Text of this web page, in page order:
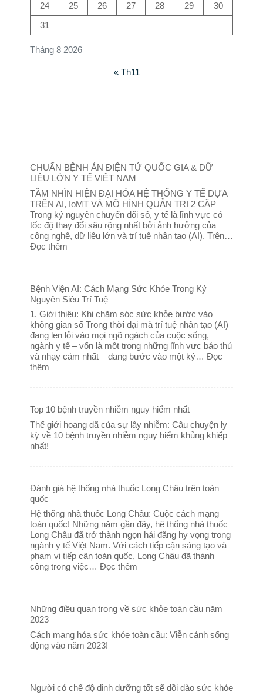
Tháng 8 2026
24
25 26 27 28 29
30
31
« Th11
CHUẨN BỆNH ÁN ĐIỆN TỬ QUỐC GIA & DỮ
LIỆU LỚN Y TẾ VIỆT NAM
TẦM NHÌN HIỆN ĐẠI HÓA HỆ THỐNG Y TẾ DỰA
TRÊN AI, IoMT VÀ MÔ HÌNH QUẢN TRỊ 2 CẤP
Trong kỷ nguyên chuyển đổi số, y tế là lĩnh vực có
tốc độ thay đổi sâu rộng nhất bởi ảnh hưởng của
công nghệ, dữ liệu lớn và trí tuệ nhân tạo (AI). Trên…
Đọc thêm
Bệnh Viện AI: Cách Mạng Sức Khỏe Trong Kỷ
Nguyên Siêu Trí Tuệ
1. Giới thiệu: Khi chăm sóc sức khỏe bước vào
không gian số Trong thời đại mà trí tuệ nhân tạo (AI)
đang len lỏi vào mọi ngõ ngách của cuộc sống,
ngành y tế – vốn là một trong những lĩnh vực bảo thủ
và nhạy cảm nhất – đang bước vào một kỷ… Đọc
thêm
Top 10 bệnh truyền nhiễm nguy hiểm nhất
Thế giới hoang dã của sự lây nhiễm: Câu chuyện ly
kỳ về 10 bệnh truyền nhiễm nguy hiểm khủng khiếp
nhất!
Đánh giá hệ thống nhà thuốc Long Châu trên toàn
quốc
Hệ thống nhà thuốc Long Châu: Cuộc cách mạng
toàn quốc! Những năm gần đây, hệ thống nhà thuốc
Long Châu đã trở thành ngọn hải đăng hy vọng trong
ngành y tế Việt Nam. Với cách tiếp cận sáng tạo và
phạm vi tiếp cận toàn quốc, Long Châu đã thành
công trong việc… Đọc thêm
Những điều quan trọng về sức khỏe toàn cầu năm
2023
Cách mạng hóa sức khỏe toàn cầu: Viễn cảnh sống
động vào năm 2023!
Người có chế độ dinh dưỡng tốt sẽ dồi dào sức khỏe